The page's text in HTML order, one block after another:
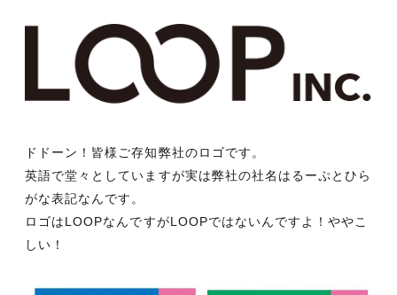
ドドーン！皆様ご存知弊社のロゴです。
英語で堂々としていますが実は弊社の社名はるーぷとひら
がな表記なんです。
ロゴはLOOPなんですがLOOPではないんですよ！ややこ
しい！